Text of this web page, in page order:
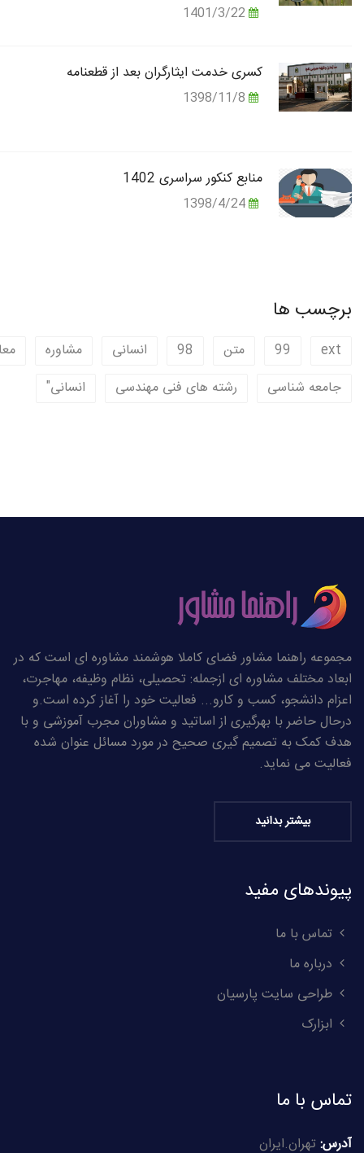
کسری خدمت ایثارگران بعد از قطعنامه
منابع کنکور سراسری 1402
برچسب ها
ext
99 متن 98 انسانی مشاوره
جامعه شناسی
رشته های فنی مهندسی انسانی"
مجموعه راهنما مشاور فضای کاملا هوشمند مشاوره ای است که در
ابعاد مختلف مشاوره ای ازجمله: تحصیلی، نظام وظیفه، مهاجرت،
اعزام دانشجو، کسب و کارو... فعالیت خود را آغاز کرده است.و
درحال حاضر با بهرگیری از اساتید و مشاوران مجرب آموزشی و با
هدف کمک به تصمیم گیری صحیح در مورد مسائل عنوان شده
فعالیت می نماید.
بیشتر بدانید
پیوندهای مفید
تماس با ما
درباره ما
طراحی سایت پارسیان
ابزارک
تماس با ما
آدرس:تهران.ایران